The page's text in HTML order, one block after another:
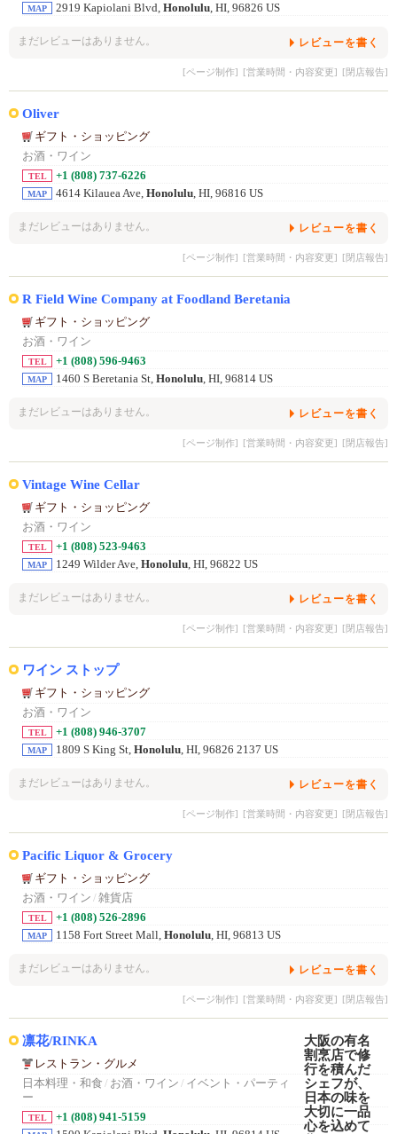
MAP 2919 Kapiolani Blvd, Honolulu, HI, 96826 US
まだレビューはありません。 レビューを書く
[ページ制作] [営業時間・内容変更] [閉店報告]
Oliver
ギフト・ショッピング
お酒・ワイン
TEL +1 (808) 737-6226
MAP 4614 Kilauea Ave, Honolulu, HI, 96816 US
まだレビューはありません。 レビューを書く
[ページ制作] [営業時間・内容変更] [閉店報告]
R Field Wine Company at Foodland Beretania
ギフト・ショッピング
お酒・ワイン
TEL +1 (808) 596-9463
MAP 1460 S Beretania St, Honolulu, HI, 96814 US
まだレビューはありません。 レビューを書く
[ページ制作] [営業時間・内容変更] [閉店報告]
Vintage Wine Cellar
ギフト・ショッピング
お酒・ワイン
TEL +1 (808) 523-9463
MAP 1249 Wilder Ave, Honolulu, HI, 96822 US
まだレビューはありません。 レビューを書く
[ページ制作] [営業時間・内容変更] [閉店報告]
ワイン ストップ
ギフト・ショッピング
お酒・ワイン
TEL +1 (808) 946-3707
MAP 1809 S King St, Honolulu, HI, 96826 2137 US
まだレビューはありません。 レビューを書く
[ページ制作] [営業時間・内容変更] [閉店報告]
Pacific Liquor & Grocery
ギフト・ショッピング
お酒・ワイン / 雑貨店
TEL +1 (808) 526-2896
MAP 1158 Fort Street Mall, Honolulu, HI, 96813 US
まだレビューはありません。 レビューを書く
[ページ制作] [営業時間・内容変更] [閉店報告]
凛花/RINKA
レストラン・グルメ
日本料理・和食 / お酒・ワイン / イベント・パーティ
ー
TEL +1 (808) 941-5159